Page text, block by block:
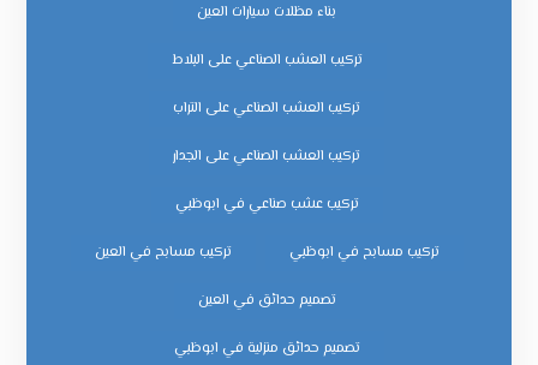
بناء مظلات سيارات العين
تركيب العشب الصناعي على البلاط
تركيب العشب الصناعي على التراب
تركيب العشب الصناعي على الجدار
تركيب عشب صناعي في ابوظبي
تركيب مسابح في ابوظبي تركيب مسابح في العين
تصميم حدائق في العين
تصميم حدائق منزلية في ابوظبي